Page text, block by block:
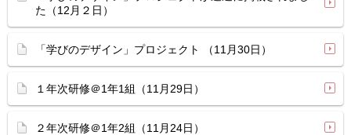
た（12月２日）
「学びのデザイン」プロジェクト （11月30日）
１年次研修＠1年1組（11月29日）
２年次研修＠1年2組（11月24日）